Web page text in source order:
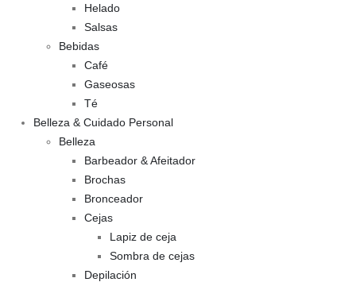
Helado
Salsas
Bebidas
Café
Gaseosas
Té
Belleza & Cuidado Personal
Belleza
Barbeador & Afeitador
Brochas
Bronceador
Cejas
Lapiz de ceja
Sombra de cejas
Depilación